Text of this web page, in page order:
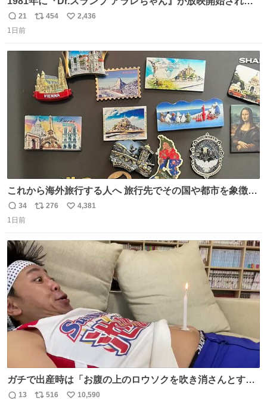
直後の鳥山明さんと、小山茉美さんです。
返
信
21
リ
数
454
い
数
2,436
1日前
これから海外旅行する人へ 旅行先でその国や都市を象徴す
る マグネットを買って欲しい。 僕は交換留学してた1年間
で20カ国回ったけど、旅行先で必ずマグネットを買い、今
どそれぞれのマグネットを見る度に旅の思い出が鮮明によ
みがえります。
返
信
34
リ
ト
数
276
い
4,381
1日前
ガチで出産時は「お腹の上のロウソクを吹き消さんとする
サンシャイン池崎」だったし、お産後の股裂け状態でのト
13 516 10,590